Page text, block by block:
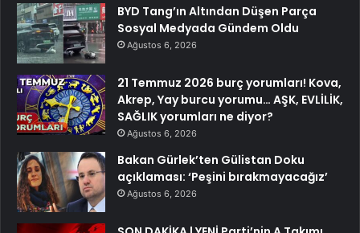
BYD Tang’ın Altından Düşen Parça
Sosyal Medyada Gündem Oldu
Ağustos 6, 2026
21 Temmuz 2026 burç yorumları! Kova,
Akrep, Yay burcu yorumu… AŞK, EVLİLİK,
SAĞLIK yorumları ne diyor?
Ağustos 6, 2026
Bakan Gürlek’ten Gülistan Doku
açıklaması: ‘Peşini bırakmayacağız’
Ağustos 6, 2026